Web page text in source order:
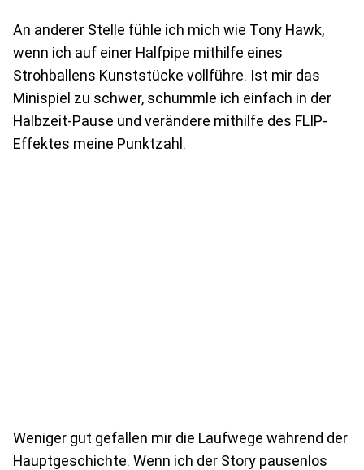
An anderer Stelle fühle ich mich wie Tony Hawk,
wenn ich auf einer Halfpipe mithilfe eines
Strohballens Kunststücke vollführe. Ist mir das
Minispiel zu schwer, schummle ich einfach in der
Halbzeit-Pause und verändere mithilfe des FLIP-
Effektes meine Punktzahl.
Weniger gut gefallen mir die Laufwege während der
Hauptgeschichte. Wenn ich der Story pausenlos